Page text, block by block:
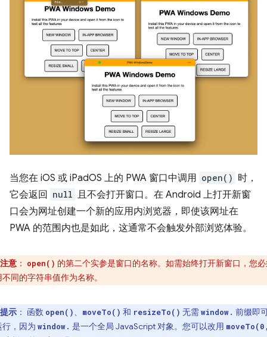
当您在 iOS 或 iPadOS 上的 PWA 窗口中调用 open() 时，
它会返回
null 且不会打开窗口。在 Android 上打开新窗
口会为网址创建一个新的应用内浏览器，即使该网址在
PWA 的范围内也是如此，这通常不会触发外部浏览体验。
注意 ： open() 的第二个实参是窗口的名称。如需始终打开新窗口，您
同的字符串值作为名称。
提示 ： 函数 open()、 moveTo() 和 resizeTo() 无需window. 前缀即
行，因为 window. 是一个全局 JavaScript 对象。您可以改用